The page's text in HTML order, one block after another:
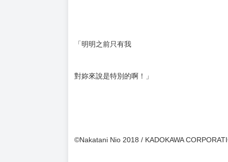
「明明之前只有我
對妳來說是特別的啊！」
©Nakatani Nio 2018 / KADOKAWA